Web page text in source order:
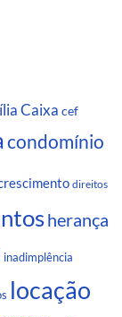
Caixa cef
condomínio
direitos
herança
inadimplência
locação